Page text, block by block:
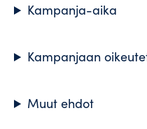
Kampanja-aika
Kampanjaan
Muut ehdot